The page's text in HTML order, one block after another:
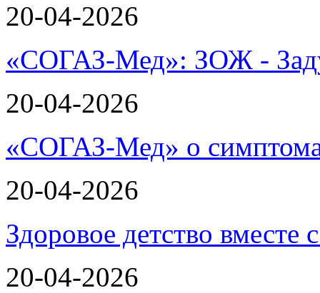
20-04-2026
«СОГАЗ-Мед»: ЗОЖ -
20-04-2026
«СОГАЗ-Мед» о
20-04-2026
Здоровое детство
20-04-2026